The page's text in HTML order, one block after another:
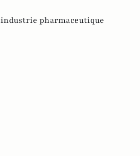
industrie pharmaceutique